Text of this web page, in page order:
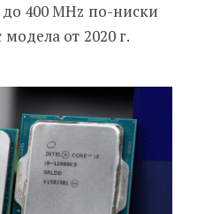
400 MHz по-ниски
от 2020 г.